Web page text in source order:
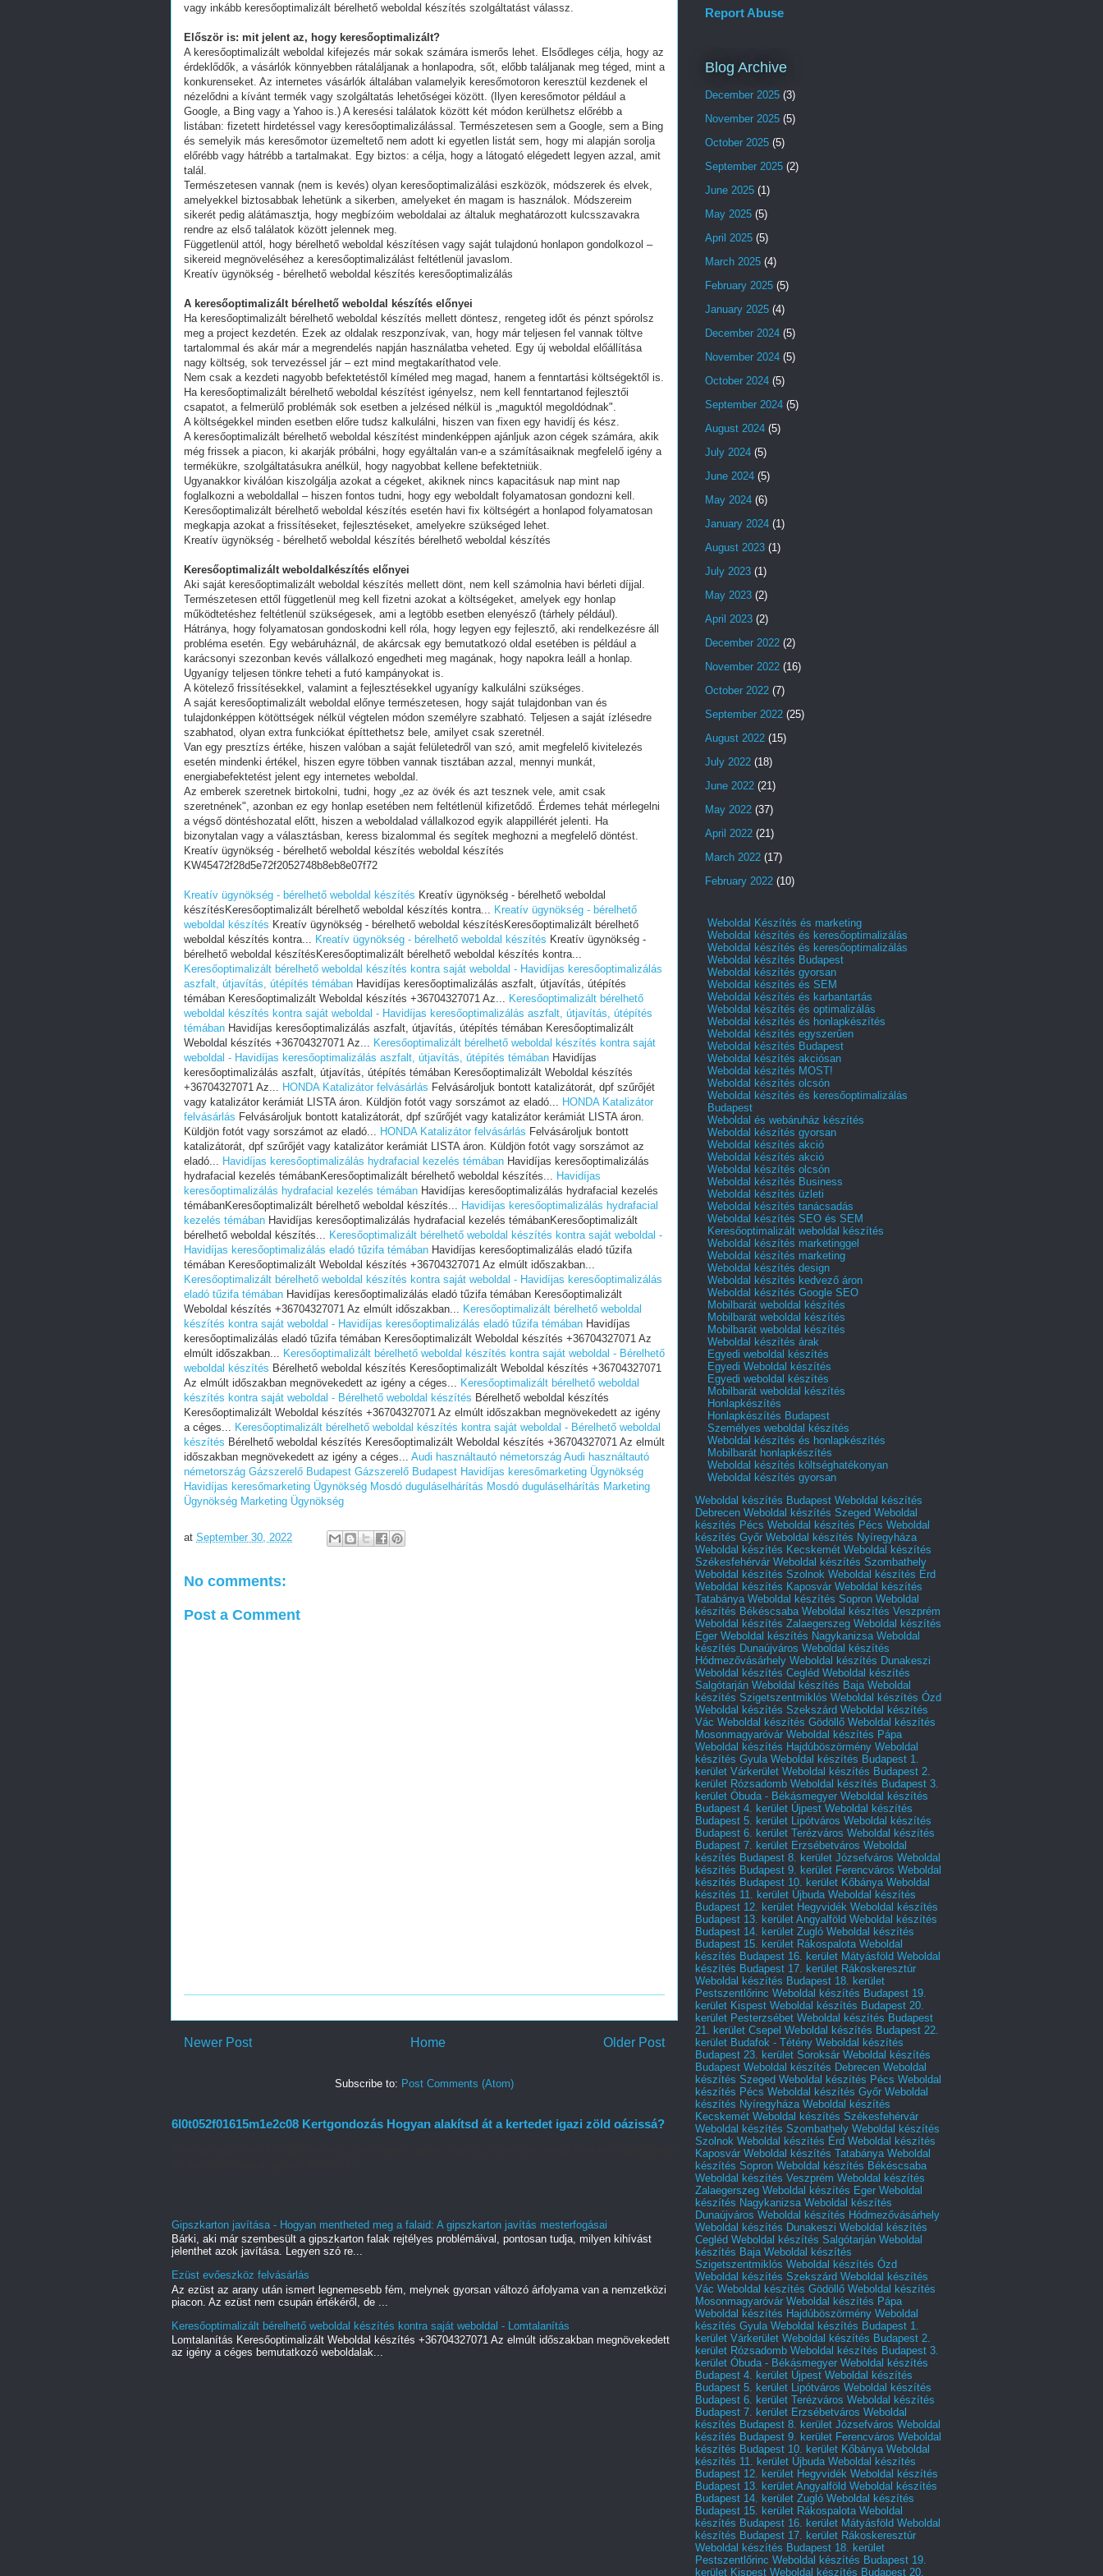
vagy inkább keresőoptimalizált bérelhető weboldal készítés szolgáltatást válassz.
Először is: mit jelent az, hogy keresőoptimalizált?
A keresőoptimalizált weboldal kifejezés már sokak számára ismerős lehet. Elsődleges célja, hogy az
érdeklődők, a vásárlók könnyebben rátaláljanak a honlapodra, sőt, előbb találjanak meg téged, mint a
konkurenseket. Az internetes vásárlók általában valamelyik keresőmotoron keresztül kezdenek el
nézelődni a kívánt termék vagy szolgáltatás lehetőségei között. (Ilyen keresőmotor például a
Google, a Bing vagy a Yahoo is.) A keresési találatok között két módon kerülhetsz előrébb a
listában: fizetett hirdetéssel vagy keresőoptimalizálással. Természetesen sem a Google, sem a Bing
és semelyik más keresőmotor üzemeltető nem adott ki egyetlen listát sem, hogy mi alapján sorolja
előrébb vagy hátrébb a tartalmakat. Egy biztos: a célja, hogy a látogató elégedett legyen azzal, amit
talál.
Természetesen vannak (nem is kevés) olyan keresőoptimalizálási eszközök, módszerek és elvek,
amelyekkel biztosabbak lehetünk a sikerben, amelyeket én magam is használok. Módszereim
sikerét pedig alátámasztja, hogy megbízóim weboldalai az általuk meghatározott kulcsszavakra
rendre az első találatok között jelennek meg.
Függetlenül attól, hogy bérelhető weboldal készítésen vagy saját tulajdonú honlapon gondolkozol –
sikereid megnöveléséhez a keresőoptimalizálást feltétlenül javaslom.
Kreatív ügynökség - bérelhető weboldal készítés keresőoptimalizálás
A keresőoptimalizált bérelhető weboldal készítés előnyei
Ha keresőoptimalizált bérelhető weboldal készítés mellett döntesz, rengeteg időt és pénzt spórolsz
meg a project kezdetén. Ezek az oldalak reszponzívak, van, hogy már teljesen fel vannak töltve
tartalommal és akár már a megrendelés napján használatba veheted. Egy új weboldal előállítása
nagy költség, sok tervezéssel jár – ezt mind megtakaríthatod vele.
Nem csak a kezdeti nagyobb befektetéstől kíméled meg magad, hanem a fenntartási költségektől is.
Ha keresőoptimalizált bérelhető weboldal készítést igényelsz, nem kell fenntartanod fejlesztői
csapatot, a felmerülő problémák sok esetben a jelzésed nélkül is „maguktól megoldódnak".
A költségekkel minden esetben előre tudsz kalkulálni, hiszen van fixen egy havidíj és kész.
A keresőoptimalizált bérelhető weboldal készítést mindenképpen ajánljuk azon cégek számára, akik
még frissek a piacon, ki akarják próbálni, hogy egyáltalán van-e a számításaiknak megfelelő igény a
termékükre, szolgáltatásukra anélkül, hogy nagyobbat kellene befektetniük.
Ugyanakkor kiválóan kiszolgálja azokat a cégeket, akiknek nincs kapacitásuk nap mint nap
foglalkozni a weboldallal – hiszen fontos tudni, hogy egy weboldalt folyamatosan gondozni kell.
Keresőoptimalizált bérelhető weboldal készítés esetén havi fix költségért a honlapod folyamatosan
megkapja azokat a frissítéseket, fejlesztéseket, amelyekre szükséged lehet.
Kreatív ügynökség - bérelhető weboldal készítés bérelhető weboldal készítés
Keresőoptimalizált weboldalkészítés előnyei
Aki saját keresőoptimalizált weboldal készítés mellett dönt, nem kell számolnia havi bérleti díjjal.
Természetesen ettől függetlenül meg kell fizetni azokat a költségeket, amelyek egy honlap
működtetéshez feltétlenül szükségesek, ami a legtöbb esetben elenyésző (tárhely például).
Hátránya, hogy folyamatosan gondoskodni kell róla, hogy legyen egy fejlesztő, aki rendelkezésre áll
probléma esetén. Egy webáruháznál, de akárcsak egy bemutatkozó oldal esetében is például a
karácsonyi szezonban kevés vállalkozó engedheti meg magának, hogy napokra leáll a honlap.
Ugyanígy teljesen tönkre teheti a futó kampányokat is.
A kötelező frissítésekkel, valamint a fejlesztésekkel ugyanígy kalkulálni szükséges.
A saját keresőoptimalizált weboldal előnye természetesen, hogy saját tulajdonban van és
tulajdonképpen kötöttségek nélkül végtelen módon személyre szabható. Teljesen a saját ízlésedre
szabhatod, olyan extra funkciókat építtethetsz bele, amilyet csak szeretnél.
Van egy presztízs értéke, hiszen valóban a saját felületedről van szó, amit megfelelő kivitelezés
esetén mindenki értékel, hiszen egyre többen vannak tisztában azzal, mennyi munkát,
energiabefektetést jelent egy internetes weboldal.
Az emberek szeretnek birtokolni, tudni, hogy „ez az övék és azt tesznek vele, amit csak
szeretnének", azonban ez egy honlap esetében nem feltétlenül kifizetődő. Érdemes tehát mérlegelni
a végső döntéshozatal előtt, hiszen a weboldalad vállalkozod egyik alappillérét jelenti. Ha
bizonytalan vagy a választásban, keress bizalommal és segítek meghozni a megfelelő döntést.
Kreatív ügynökség - bérelhető weboldal készítés weboldal készítés
KW45472f28d5e72f2052748b8eb8e07f72
Kreatív ügynökség - bérelhető weboldal készítés Kreatív ügynökség - bérelhető weboldal
készítésKeresőoptimalizált bérelhető weboldal készítés kontra... Kreatív ügynökség - bérelhető
weboldal készítés Kreatív ügynökség - bérelhető weboldal készítésKeresőoptimalizált bérelhető
weboldal készítés kontra... Kreatív ügynökség - bérelhető weboldal készítés Kreatív ügynökség -
bérelhető weboldal készítésKeresőoptimalizált bérelhető weboldal készítés kontra...
Keresőoptimalizált bérelhető weboldal készítés kontra saját weboldal - Havidíjas keresőoptimalizálás
aszfalt, útjavítás, útépítés témában Havidíjas keresőoptimalizálás aszfalt, útjavítás, útépítés
témában Keresőoptimalizált Weboldal készítés +36704327071 Az... Keresőoptimalizált bérelhető
weboldal készítés kontra saját weboldal - Havidíjas keresőoptimalizálás aszfalt, útjavítás, útépítés
témában Havidíjas keresőoptimalizálás aszfalt, útjavítás, útépítés témában Keresőoptimalizált
Weboldal készítés +36704327071 Az... Keresőoptimalizált bérelhető weboldal készítés kontra saját
weboldal - Havidíjas keresőoptimalizálás aszfalt, útjavítás, útépítés témában Havidíjas
keresőoptimalizálás aszfalt, útjavítás, útépítés témában Keresőoptimalizált Weboldal készítés
+36704327071 Az... HONDA Katalizátor felvásárlás Felvásároljuk bontott katalizátorát, dpf szűrőjét
vagy katalizátor kerámiát LISTA áron. Küldjön fotót vagy sorszámot az eladó... HONDA Katalizátor
felvásárlás Felvásároljuk bontott katalizátorát, dpf szűrőjét vagy katalizátor kerámiát LISTA áron.
Küldjön fotót vagy sorszámot az eladó... HONDA Katalizátor felvásárlás Felvásároljuk bontott
katalizátorát, dpf szűrőjét vagy katalizátor kerámiát LISTA áron. Küldjön fotót vagy sorszámot az
eladó... Havidíjas keresőoptimalizálás hydrafacial kezelés témában Havidíjas keresőoptimalizálás
hydrafacial kezelés témábanKeresőoptimalizált bérelhető weboldal készítés... Havidíjas
keresőoptimalizálás hydrafacial kezelés témában Havidíjas keresőoptimalizálás hydrafacial kezelés
témábanKeresőoptimalizált bérelhető weboldal készítés... Havidíjas keresőoptimalizálás hydrafacial
kezelés témában Havidíjas keresőoptimalizálás hydrafacial kezelés témábanKeresőoptimalizált
bérelhető weboldal készítés... Keresőoptimalizált bérelhető weboldal készítés kontra saját weboldal -
Havidíjas keresőoptimalizálás eladó tűzifa témában Havidíjas keresőoptimalizálás eladó tűzifa
témában Keresőoptimalizált Weboldal készítés +36704327071 Az elmúlt időszakban...
Keresőoptimalizált bérelhető weboldal készítés kontra saját weboldal - Havidíjas keresőoptimalizálás
eladó tűzifa témában Havidíjas keresőoptimalizálás eladó tűzifa témában Keresőoptimalizált
Weboldal készítés +36704327071 Az elmúlt időszakban... Keresőoptimalizált bérelhető weboldal
készítés kontra saját weboldal - Havidíjas keresőoptimalizálás eladó tűzifa témában Havidíjas
keresőoptimalizálás eladó tűzifa témában Keresőoptimalizált Weboldal készítés +36704327071 Az
elmúlt időszakban... Keresőoptimalizált bérelhető weboldal készítés kontra saját weboldal - Bérelhető
weboldal készítés Bérelhető weboldal készítés Keresőoptimalizált Weboldal készítés +36704327071
Az elmúlt időszakban megnövekedett az igény a céges... Keresőoptimalizált bérelhető weboldal
készítés kontra saját weboldal - Bérelhető weboldal készítés Bérelhető weboldal készítés
Keresőoptimalizált Weboldal készítés +36704327071 Az elmúlt időszakban megnövekedett az igény
a céges... Keresőoptimalizált bérelhető weboldal készítés kontra saját weboldal - Bérelhető weboldal
készítés Bérelhető weboldal készítés Keresőoptimalizált Weboldal készítés +36704327071 Az elmúlt
időszakban megnövekedett az igény a céges... Audi használtautó németország Audi használtautó
németország Gázszerelő Budapest Gázszerelő Budapest Havidíjas keresőmarketing Ügynökség
Havidíjas keresőmarketing Ügynökség Mosdó duguláselhárítás Mosdó duguláselhárítás Marketing
Ügynökség Marketing Ügynökség
at September 30, 2022
No comments:
Post a Comment
Newer Post Older Post
Home
Subscribe to: Post Comments (Atom)
6l0t052f01615m1e2c08 Kertgondozás Hogyan alakítsd át a kertedet igazi zöld oázissá?
Gipszkarton javítása - Hogyan mentheted meg a falaid: A gipszkarton javítás mesterfogásai
Bárki, aki már szembesült a gipszkarton falak rejtélyes problémáival, pontosan tudja, milyen kihívást
jelenthet azok javítása. Legyen szó re...
Ezüst evőeszköz felvásárlás
Az ezüst az arany után ismert legnemesebb fém, melynek gyorsan változó árfolyama van a nemzetközi
piacon. Az ezüst nem csupán értékéről, de ...
Keresőoptimalizált bérelhető weboldal készítés kontra saját weboldal - Lomtalanítás
Lomtalanítás Keresőoptimalizált Weboldal készítés +36704327071 Az elmúlt időszakban megnövekedett
az igény a céges bemutatkozó weboldalak...
Report Abuse
Blog Archive
December 2025 (3)
November 2025 (5)
October 2025 (5)
September 2025 (2)
June 2025 (1)
May 2025 (5)
April 2025 (5)
March 2025 (4)
February 2025 (5)
January 2025 (4)
December 2024 (5)
November 2024 (5)
October 2024 (5)
September 2024 (5)
August 2024 (5)
July 2024 (5)
June 2024 (5)
May 2024 (6)
January 2024 (1)
August 2023 (1)
July 2023 (1)
May 2023 (2)
April 2023 (2)
December 2022 (2)
November 2022 (16)
October 2022 (7)
September 2022 (25)
August 2022 (15)
July 2022 (18)
June 2022 (21)
May 2022 (37)
April 2022 (21)
March 2022 (17)
February 2022 (10)
Weboldal Készítés és marketing
Weboldal készítés és keresőoptimalizálás
Weboldal készítés és keresőoptimalizálás
Weboldal készítés Budapest
Weboldal készítés gyorsan
Weboldal készítés és SEM
Weboldal készítés és karbantartás
Weboldal készítés és optimalizálás
Weboldal készítés és honlapkészítés
Weboldal készítés egyszerűen
Weboldal készítés Budapest
Weboldal készítés akciósan
Weboldal készítés MOST!
Weboldal készítés olcsón
Weboldal készítés és keresőoptimalizálás
Budapest
Weboldal és webáruház készítés
Weboldal készítés gyorsan
Weboldal készítés akció
Weboldal készítés akció
Weboldal készítés olcsón
Weboldal készítés Business
Weboldal készítés üzleti
Weboldal készítés tanácsadás
Weboldal készítés SEO és SEM
Keresőoptimalizált weboldal készítés
Weboldal készítés marketinggel
Weboldal készítés marketing
Weboldal készítés design
Weboldal készítés kedvező áron
Weboldal készítés Google SEO
Mobilbarát weboldal készítés
Mobilbarát weboldal készítés
Mobilbarát weboldal készítés
Weboldal készítés árak
Egyedi weboldal készítés
Egyedi Weboldal készítés
Egyedi weboldal készítés
Mobilbarát weboldal készítés
Honlapkészítés
Honlapkészítés Budapest
Személyes weboldal készítés
Weboldal készítés és honlapkészítés
Mobilbarát honlapkészítés
Weboldal készítés költséghatékonyan
Weboldal készítés gyorsan
Weboldal készítés Budapest Weboldal készítés
Debrecen Weboldal készítés Szeged Weboldal
készítés Pécs Weboldal készítés Pécs Weboldal
készítés Győr Weboldal készítés Nyíregyháza
Weboldal készítés Kecskemét Weboldal készítés
Székesfehérvár Weboldal készítés Szombathely
Weboldal készítés Szolnok Weboldal készítés Érd
Weboldal készítés Kaposvár Weboldal készítés
Tatabánya Weboldal készítés Sopron Weboldal
készítés Békéscsaba Weboldal készítés Veszprém
Weboldal készítés Zalaegerszeg Weboldal készítés
Eger Weboldal készítés Nagykanizsa Weboldal
készítés Dunaújváros Weboldal készítés
Hódmezővásárhely Weboldal készítés Dunakeszi
Weboldal készítés Cegléd Weboldal készítés
Salgótarján Weboldal készítés Baja Weboldal
készítés Szigetszentmiklós Weboldal készítés Ózd
Weboldal készítés Szekszárd Weboldal készítés
Vác Weboldal készítés Gödöllő Weboldal készítés
Mosonmagyaróvár Weboldal készítés Pápa
Weboldal készítés Hajdúböszörmény Weboldal
készítés Gyula Weboldal készítés Budapest 1.
kerület Várkerület Weboldal készítés Budapest 2.
kerület Rózsadomb Weboldal készítés Budapest 3.
kerület Óbuda - Békásmegyer Weboldal készítés
Budapest 4. kerület Újpest Weboldal készítés
Budapest 5. kerület Lipótváros Weboldal készítés
Budapest 6. kerület Terézváros Weboldal készítés
Budapest 7. kerület Erzsébetváros Weboldal
készítés Budapest 8. kerület Józsefváros Weboldal
készítés Budapest 9. kerület Ferencváros Weboldal
készítés Budapest 10. kerület Kőbánya Weboldal
készítés 11. kerület Újbuda Weboldal készítés
Budapest 12. kerület Hegyvidék Weboldal készítés
Budapest 13. kerület Angyalföld Weboldal készítés
Budapest 14. kerület Zugló Weboldal készítés
Budapest 15. kerület Rákospalota Weboldal
készítés Budapest 16. kerület Mátyásföld Weboldal
készítés Budapest 17. kerület Rákoskeresztúr
Weboldal készítés Budapest 18. kerület
Pestszentlőrinc Weboldal készítés Budapest 19.
kerület Kispest Weboldal készítés Budapest 20.
kerület Pesterzsébet Weboldal készítés Budapest
21. kerület Csepel Weboldal készítés Budapest 22.
kerület Budafok - Tétény Weboldal készítés
Budapest 23. kerület Soroksár Weboldal készítés
Budapest Weboldal készítés Debrecen Weboldal
készítés Szeged Weboldal készítés Pécs Weboldal
készítés Pécs Weboldal készítés Győr Weboldal
készítés Nyíregyháza Weboldal készítés
Kecskemét Weboldal készítés Székesfehérvár
Weboldal készítés Szombathely Weboldal készítés
Szolnok Weboldal készítés Érd Weboldal készítés
Kaposvár Weboldal készítés Tatabánya Weboldal
készítés Sopron Weboldal készítés Békéscsaba
Weboldal készítés Veszprém Weboldal készítés
Zalaegerszeg Weboldal készítés Eger Weboldal
készítés Nagykanizsa Weboldal készítés
Dunaújváros Weboldal készítés Hódmezővásárhely
Weboldal készítés Dunakeszi Weboldal készítés
Cegléd Weboldal készítés Salgótarján Weboldal
készítés Baja Weboldal készítés
Szigetszentmiklós Weboldal készítés Ózd
Weboldal készítés Szekszárd Weboldal készítés
Vác Weboldal készítés Gödöllő Weboldal készítés
Mosonmagyaróvár Weboldal készítés Pápa
Weboldal készítés Hajdúböszörmény Weboldal
készítés Gyula Weboldal készítés Budapest 1.
kerület Várkerület Weboldal készítés Budapest 2.
kerület Rózsadomb Weboldal készítés Budapest 3.
kerület Óbuda - Békásmegyer Weboldal készítés
Budapest 4. kerület Újpest Weboldal készítés
Budapest 5. kerület Lipótváros Weboldal készítés
Budapest 6. kerület Terézváros Weboldal készítés
Budapest 7. kerület Erzsébetváros Weboldal
készítés Budapest 8. kerület Józsefváros Weboldal
készítés Budapest 9. kerület Ferencváros Weboldal
készítés Budapest 10. kerület Kőbánya Weboldal
készítés 11. kerület Újbuda Weboldal készítés
Budapest 12. kerület Hegyvidék Weboldal készítés
Budapest 13. kerület Angyalföld Weboldal készítés
Budapest 14. kerület Zugló Weboldal készítés
Budapest 15. kerület Rákospalota Weboldal
készítés Budapest 16. kerület Mátyásföld Weboldal
készítés Budapest 17. kerület Rákoskeresztúr
Weboldal készítés Budapest 18. kerület
Pestszentlőrinc Weboldal készítés Budapest 19.
kerület Kispest Weboldal készítés Budapest 20.